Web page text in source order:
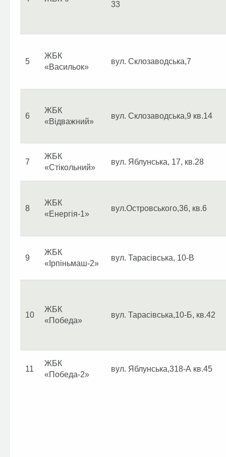
33
5
ЖБК
«Васильок»
вул. Склозаводська,7
6
ЖБК
«Відважний»
вул. Склозаводська,9 кв.14
7
ЖБК
«Стікольний»
вул. Яблунська, 17, кв.28
8
ЖБК
«Енергія-1»
вул.Островського,36, кв.6
9
ЖБК
«Ірпіньмаш-2»
вул. Тарасівська, 10-В
10
ЖБК
«Победа»
вул. Тарасівська,10-Б, кв.42
11
ЖБК
«Победа-2»
вул. Яблунська,318-А кв.45